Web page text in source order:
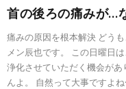
首の後ろの痛みが…
痛みの原因を根本解決 どう
メン辰也です。 この日曜日
浄化させていただく機会が
んよ。 自然って大事ですよ